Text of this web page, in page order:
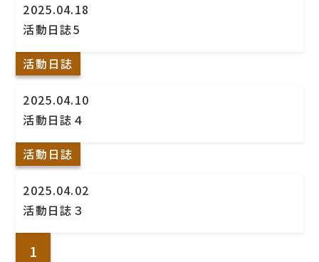
2025.04.18
活動日誌5
活動日誌
2025.04.10
活動日誌４
活動日誌
2025.04.02
活動日誌３
1